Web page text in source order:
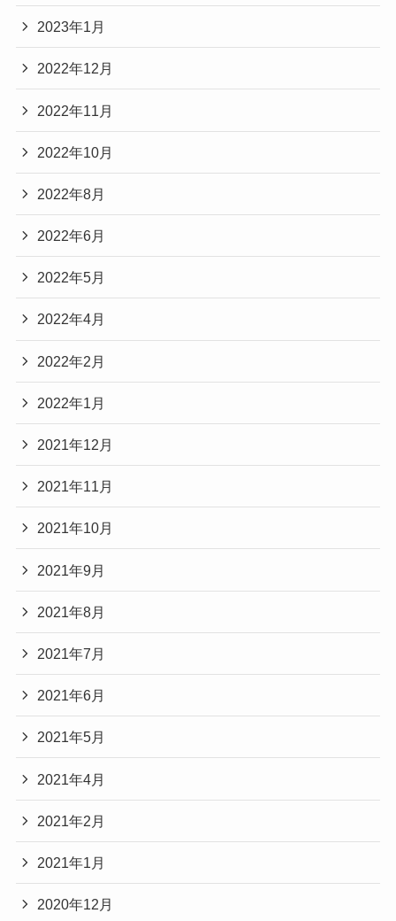
2023年1月
2022年12月
2022年11月
2022年10月
2022年8月
2022年6月
2022年5月
2022年4月
2022年2月
2022年1月
2021年12月
2021年11月
2021年10月
2021年9月
2021年8月
2021年7月
2021年6月
2021年5月
2021年4月
2021年2月
2021年1月
2020年12月